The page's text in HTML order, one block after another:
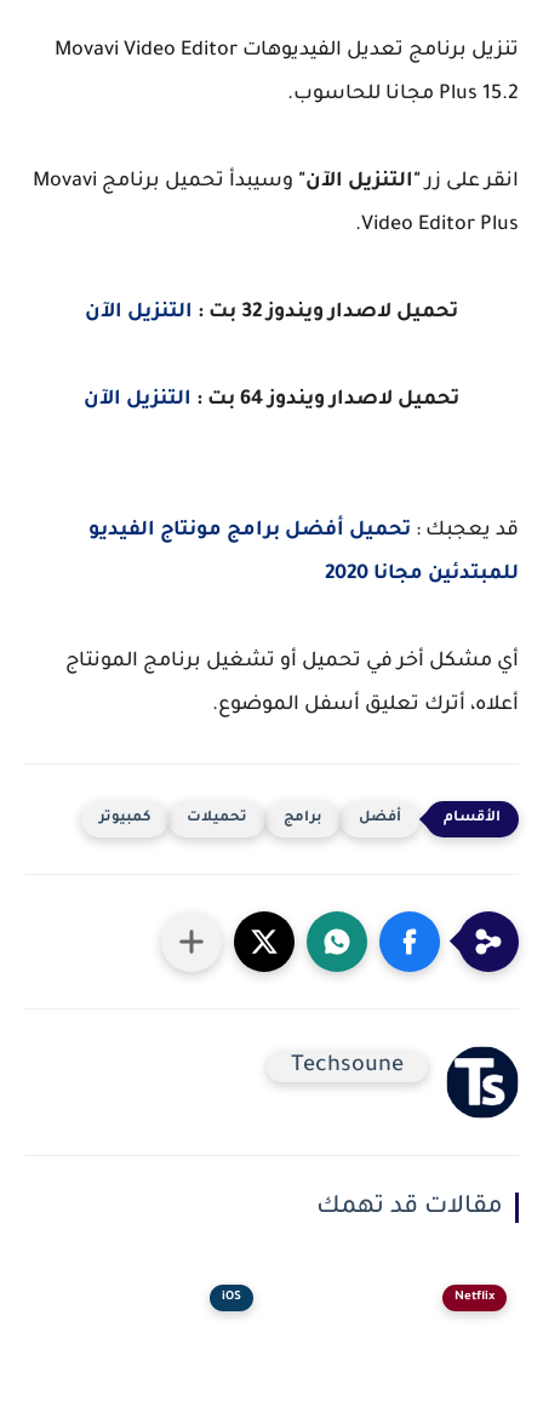
تنزيل برنامج تعديل الفيديوهات Movavi Video Editor
Plus 15.2 مجانا للحاسوب.
انقر على زر"التنزيل الآن"
وسيبدأ تحميل برنامج Movavi
Video Editor Plus.
تحميل لاصدار ويندوز 32 بت : التنزيل الآن
تحميل لاصدار ويندوز 64 بت : التنزيل الآن
قد يعجبك : تحميل أفضل برامج مونتاج الفيديو
للمبتدئين مجانا 2020
أي مشكل أخر في تحميل أو تشغيل برنامج المونتاج
أعلاه، أترك تعليق أسفل الموضوع.
أفضل برامج تحميلات كمبيوتر
Techsoune
مقالات قد تهمك
Netflix
iOS